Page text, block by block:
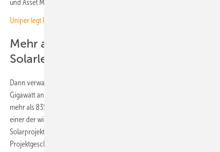
und Asset Management der Solarparks übernehmen.
Uniper legt letztes Kohlekraftwerk in Großbritannien still
Mehr als 835 Megawatt
Solarleistung im Portfolio
Dann verwaltet das Baywa RE Asset Operations Team über 1,8
Gigawatt an Ökostromanlagen allein in Großbritannien. Darunter sind
mehr als 835 Megawatt solare Freiflächenanlagen. „Großbritannien ist
einer der wichtigsten Märkte für unser Wind- und
Solarprojektgeschäft“, sagt Daniel Gäfke, der bei Baywa RE fürs
Projektgeschäft zuständig ist. „Wir freuen uns, diese Projekte als